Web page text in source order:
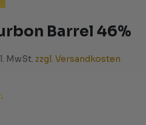
Barrel 46%
MwSt. zzgl. Versandkosten